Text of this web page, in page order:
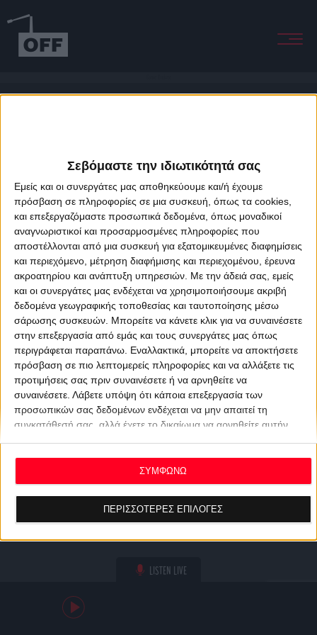
Σεβόμαστε την ιδιωτικότητά σας
Εμείς και οι συνεργάτες μας αποθηκεύουμε και/ή έχουμε
πρόσβαση σε πληροφορίες σε μια συσκευή, όπως τα cookies,
και επεξεργαζόμαστε προσωπικά δεδομένα, όπως μοναδικοί
αναγνωριστικοί και προσαρμοσμένες πληροφορίες που
αποστέλλονται από μια συσκευή για εξατομικευμένες διαφημίσεις
και περιεχόμενο, μέτρηση διαφήμισης και περιεχομένου, έρευνα
ακροατηρίου και ανάπτυξη υπηρεσιών. Με την άδειά σας, εμείς
και οι συνεργάτες μας ενδέχεται να χρησιμοποιήσουμε ακριβή
δεδομένα γεωγραφικής τοποθεσίας και ταυτοποίησης μέσω
σάρωσης συσκευών. Μπορείτε να κάνετε κλικ για να συναινέσετε
στην επεξεργασία από εμάς και τους συνεργάτες μας όπως
περιγράφεται παραπάνω. Εναλλακτικά, μπορείτε να αποκτήσετε
πρόσβαση σε πιο λεπτομερείς πληροφορίες και να αλλάξετε τις
προτιμήσεις σας πριν συναινέσετε ή να αρνηθείτε να
συναινέσετε. Λάβετε υπόψη ότι κάποια επεξεργασία των
προσωπικών σας δεδομένων ενδέχεται να μην απαιτεί τη
συγκατάθεσή σας, αλλά έχετε το δικαίωμα να αρνηθείτε αυτήν
ανακαλέσετε τη συγκατάθεσή σας ανά πάσα στιγμή
επιστρέφοντας σε αυτόν τον ιστότοπο και κάνοντας κλικ στο
κουμπί "Απορρήτου" στο κάτω μέρος της ιστοσελίδας.
ΠΕΡΙΣΣΟΤΕΡΕΣ ΕΠΙΛΟΓΕΣ
ΣΥΜΦΩΝΩ
LISTEN LIVE
About Offradio Business Class Terms & Conditions
Privacy Policy
Designed & developed byporcupine colors&Fotis Alexandrou